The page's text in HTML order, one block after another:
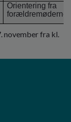
Orientering fra
forældremøderne.
november fra kl.